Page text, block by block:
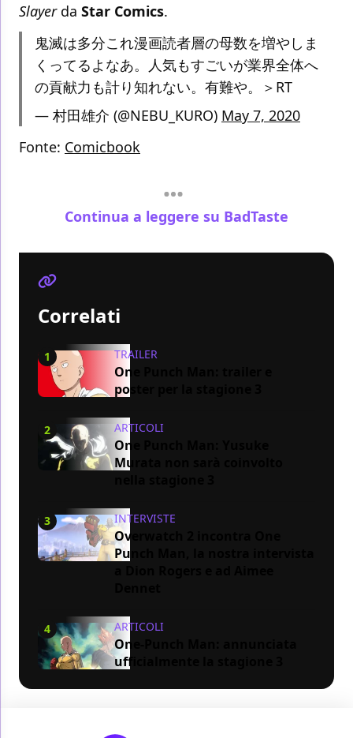
Slayerda Star Comics.
鬼滅は多分これ漫画読者層の母数を増やしま
くってるよなあ。人気もすごいが業界全体へ
の貢献力も計り知れない。有難や。＞RT
— 村田雄介 (@NEBU_KURO) May 7, 2020
Fonte: Comicbook
Continua a leggere su BadTaste
Correlati
1 TRAILER
One Punch Man: trailer e
poster per la stagione 3
2 ARTICOLI
One Punch Man: Yusuke
Murata non sarà coinvolto
3 INTERVISTE
Overwatch 2 incontra One
Punch Man, la nostra intervista
4 ARTICOLI
One-Punch Man: annunciata
ufficialmente la stagione 3